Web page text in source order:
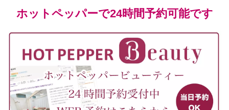
ホットペッパーで24時間予約可能です